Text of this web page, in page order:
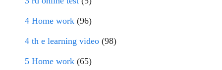
4 Home work (96)
4 th e learning video (98)
5 Home work (65)